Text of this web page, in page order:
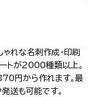
れな名刺作成・印刷
トが2000種類以上。
円から作れます。最
送も可能です。